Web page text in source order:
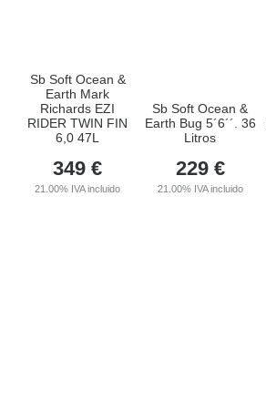
Sb Soft Ocean &
Earth Mark
Richards EZI
RIDER TWIN FIN
6,0 47L
349 €
21.00% IVA incluido
Sb Soft Ocean &
Earth Bug 5´6´´. 36
Litros
229 €
21.00% IVA incluido